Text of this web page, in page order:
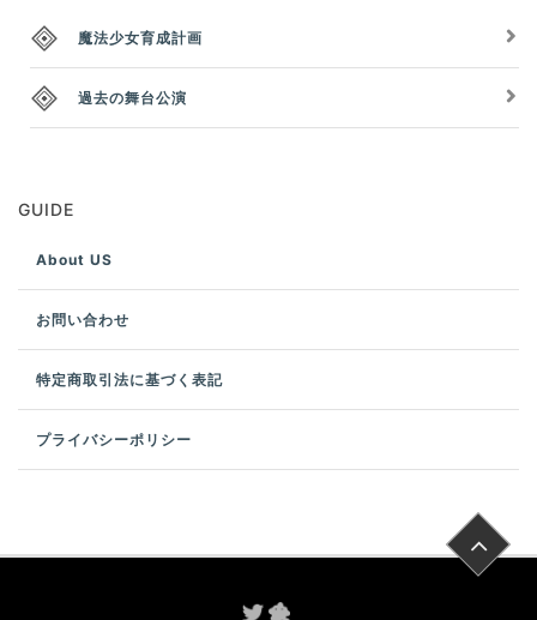
魔法少女育成計画
過去の舞台公演
GUIDE
About US
お問い合わせ
特定商取引法に基づく表記
プライバシーポリシー